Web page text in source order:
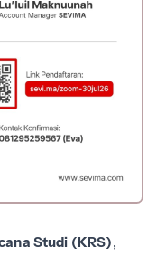
Studi (KRS),